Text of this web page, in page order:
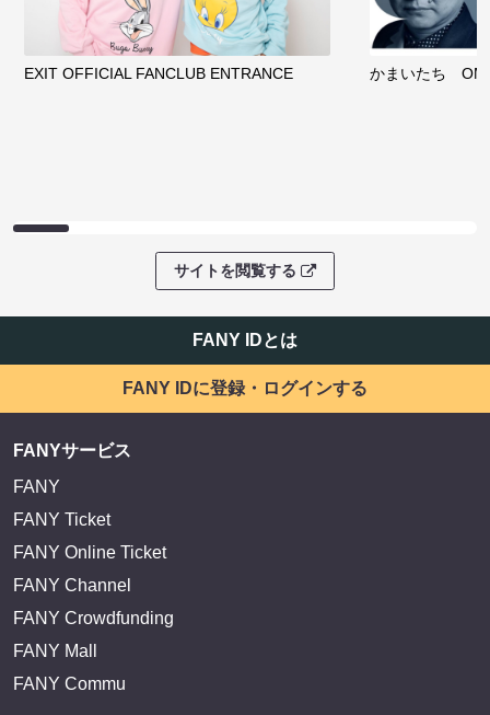
EXIT OFFICIAL FANCLUB ENTRANCE かまいたち
サイトを閲覧する
FANY IDとは
FANY IDに登録・ログインする
FANYサービス
FANY
FANY Ticket
FANY Online Ticket
FANY Channel
FANY Crowdfunding
FANY Mall
FANY Commu